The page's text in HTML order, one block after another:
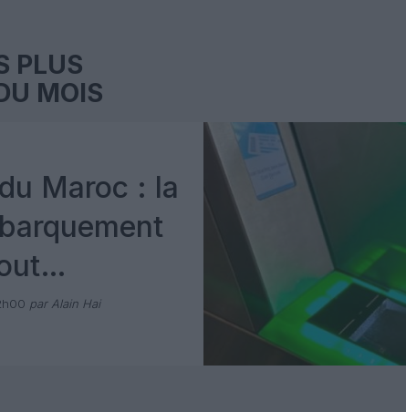
PLUS
MOIS
Maroc : la
Pax
par Alain Hai